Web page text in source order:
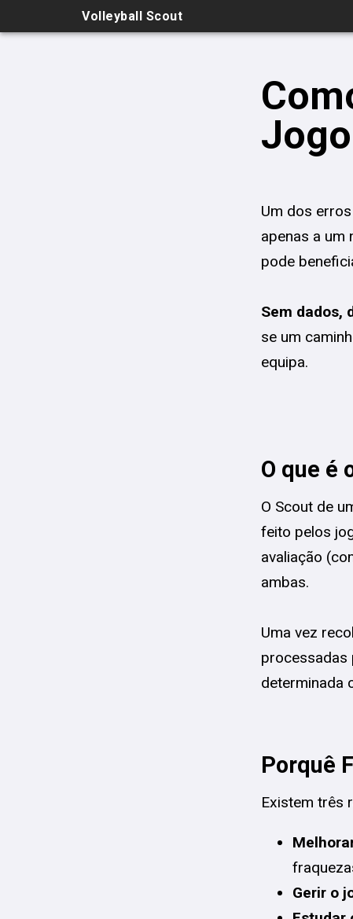
Volleyball Scout
Um dos
apenas a um
pode
Sem dados,
se um
equipa.
O que é
O Scout de
feito pelos
avaliação
ambas.
Uma vez
processadas
determinada
Porquê
Existem três
Gerir o